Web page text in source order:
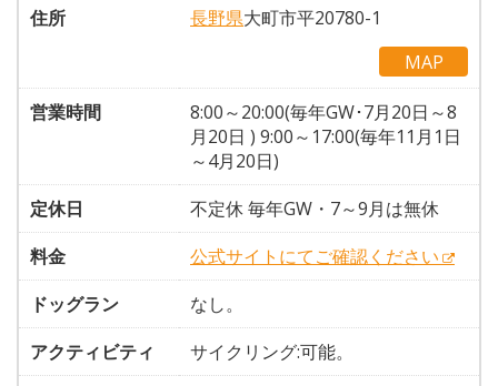
住所
長野県大町市平20780-1
MAP
営業時間
8:00～20:00(毎年GW･7月20日～8
月20日 ) 9:00～17:00(毎年11月1日
～4月20日)
定休日
不定休 毎年GW・7～9月は無休
料金
公式サイトにてご確認ください
ドッグラン
なし。
アクティビティ
サイクリング:可能。